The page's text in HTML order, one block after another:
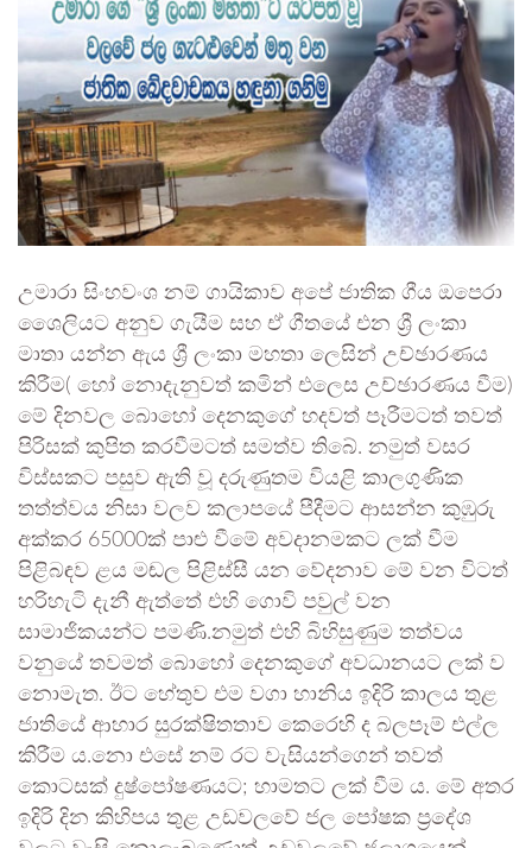
උමාරා සිංහවංශ නම් ගායිකාව අපේ ජාතික ගීය ඔපෙරා
ශෛලියට අනුව ගැයීම සහ ඒ ගීතයේ එන ශ්‍රී ලංකා
මාතා යන්න ඇය ශ්‍රී ලංකා මහතා ලෙසින් උච්ඡාරණය
කිරීම( හෝ නොදැනුවත් කමින් එලෙස උච්ඡාරණය වීම)
මේ දිනවල බොහෝ දෙනකුගේ හදවත් පෑරීමටත් තවත්
පිරිසක් කුපිත කරවීමටත් සමත්ව තිබේ. නමුත් වසර
විස්සකට පසුව ඇති වූ දරුණුතම වියළි කාලගුණික
තත්ත්වය නිසා වලව කලාපයේ පීදීමට ආසන්න කුඹුරු
අක්කර 65000ක් පාළු වීමේ අවදානමකට ලක් වීම
පිළිබඳව ළය මඬල පිළිස්සී යන වේදනාව මේ වන විටත්
හරිහැටි දැනී ඇත්තේ එහි ගොවි පවුල් වන
සාමාජිකයන්ට පමණි.නමුත් එහි බිහිසුණුම තත්වය
වනුයේ තවමත් බොහෝ දෙනකුගේ අවධානයට ලක් ව
නොමැත. ඊට හේතුව එම වගා හානිය ඉදිරි කාලය තුළ
ජාතියේ ආහාර සුරක්ෂිතතාව කෙරෙහි ද බලපෑම් එල්ල
කිරීම ය.නො එසේ නම් රට වැසියන්ගෙන් තවත්
කොටසක් දුෂ්පෝෂණයට; හාමතට ලක් වීම ය. මේ අතර
ඉදිරි දින කිහිපය තුළ උඩවලවේ ජල පෝෂක ප්‍රදේශ